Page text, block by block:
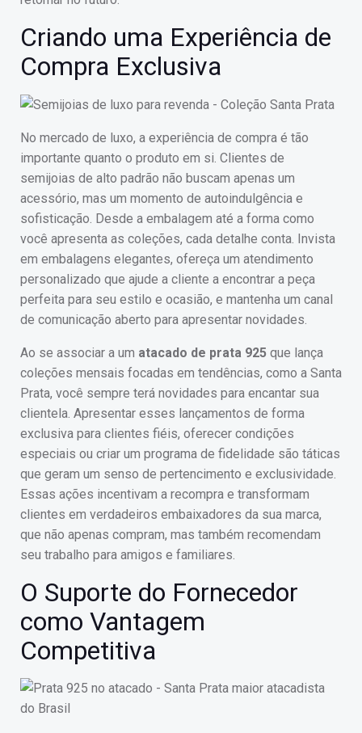
Criando uma Experiência de
Compra Exclusiva
No mercado de luxo, a experiência de compra é tão
importante quanto o produto em si. Clientes de
semijoias de alto padrão não buscam apenas um
acessório, mas um momento de autoindulgência e
sofisticação. Desde a embalagem até a forma como
você apresenta as coleções, cada detalhe conta. Invista
em embalagens elegantes, ofereça um atendimento
personalizado que ajude a cliente a encontrar a peça
perfeita para seu estilo e ocasião, e mantenha um canal
de comunicação aberto para apresentar novidades.
Ao se associar a um atacado de prata 925 que lança
coleções mensais focadas em tendências, como a Santa
Prata, você sempre terá novidades para encantar sua
clientela. Apresentar esses lançamentos de forma
exclusiva para clientes fiéis, oferecer condições
especiais ou criar um programa de fidelidade são táticas
que geram um senso de pertencimento e exclusividade.
Essas ações incentivam a recompra e transformam
clientes em verdadeiros embaixadores da sua marca,
que não apenas compram, mas também recomendam
seu trabalho para amigos e familiares.
O Suporte do Fornecedor
como Vantagem
Competitiva